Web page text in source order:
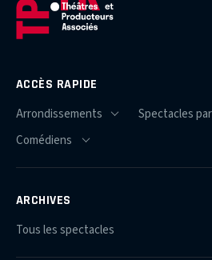
ACCÈS RAPIDE
ARCHIVES
Tous les spectacles